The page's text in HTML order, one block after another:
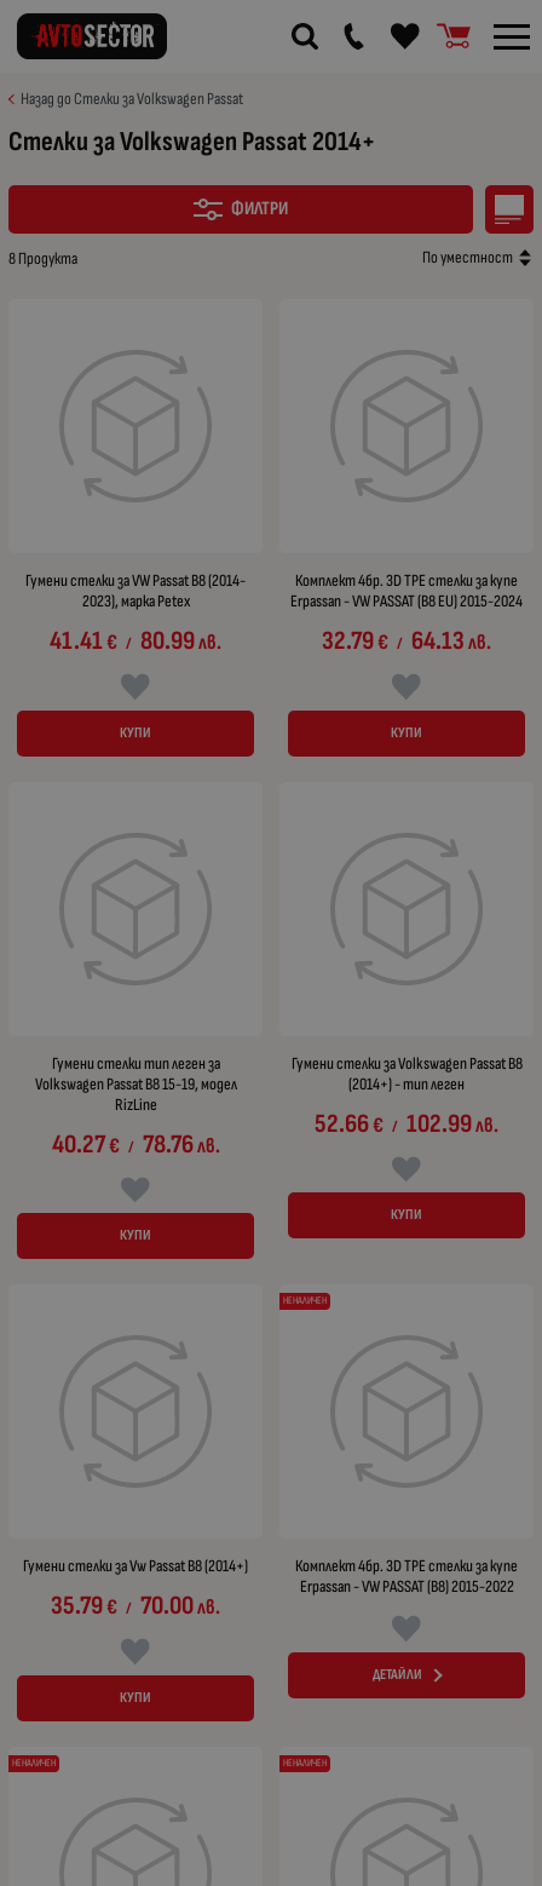
Назад до Стелки за Volkswagen Passat
Стелки за Volkswagen Passat 2014+
ФИЛТРИ
8 Продукта По уместност
Гумени стелки за VW Passat B8 (2014-
2023), марка Petex
41.41€ / 80.99лв.
КУПИ
Комплект 4бр. 3D TPE стелки за купе
Erpassan - VW PASSAT (B8 EU) 2015-2024
32.79€ / 64.13лв.
КУПИ
Гумени стелки тип леген за
Volkswagen Passat B8 15-19, модел
RizLine
40.27€ / 78.76лв.
КУПИ
Гумени стелки за Volkswagen Passat B8
(2014+) - тип леген
52.66€ / 102.99лв.
КУПИ
Гумени стелки за Vw Passat B8 (2014+)
35.79€ / 70.00лв.
КУПИ
Комплект 4бр. 3D TPE стелки за купе
Erpassan - VW PASSAT (B8) 2015-2022
ДЕТАЙЛИ
НЕНАЛИЧЕН
НЕНАЛИЧЕН НЕНАЛИЧЕН